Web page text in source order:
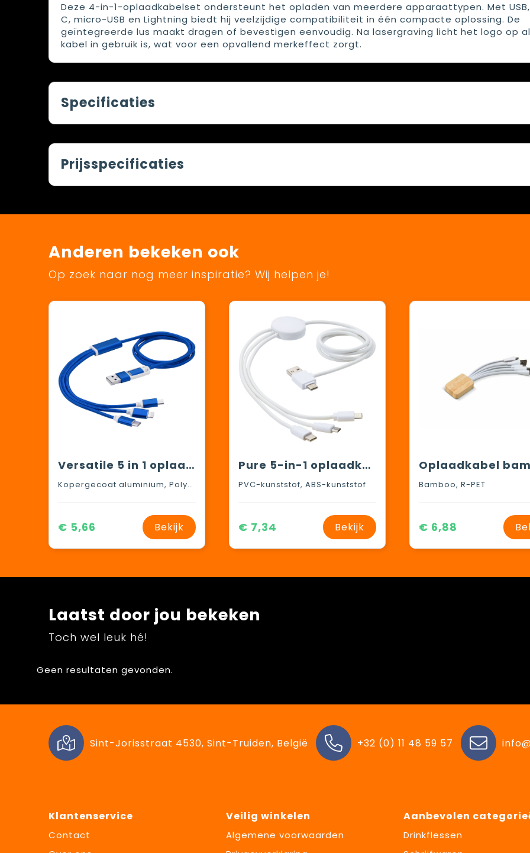
Deze 4-in-1-oplaadkabelset ondersteunt het opladen van meerdere apparaattypen. Met USB,
C, micro-USB en Lightning biedt hij veelzijdige compatibiliteit in één compacte oplossing. De
geïntegreerde lus maakt dragen of bevestigen eenvoudig. Na lasergraving licht het logo op
kabel in gebruik is, wat voor een opvallend merkeffect zorgt.
Specificaties
Prijsspecificaties
Anderen bekeken ook
Op zoek naar nog meer inspiratie? Wij helpen je!
Versatile 5 in 1 oplaadkabel
Kopergecoat aluminium, Polyester
€ 5,66 Bekijk
Pure 5-in-1 oplaadkabel met antibacterieel additief
PVC-kunststof, ABS-kunststof
€ 7,34 Bekijk
Bamboo, R-PET
€ 6,88
Laatst door jou bekeken
Toch wel leuk hé!
Geen resultaten gevonden.
Sint-Jorisstraat 4530, Sint-Truiden, België +32 (0) 11 48 59 57
Klantenservice
Contact
Veilig winkelen
Algemene voorwaarden
Aanbevolen
Drinkflessen